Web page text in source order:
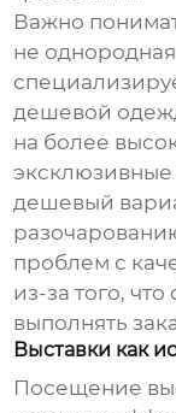
Важно
не однородная
дешевой
на более
дешевый
проблем с
из-за того,
выполнять
Выставки как
Посещение